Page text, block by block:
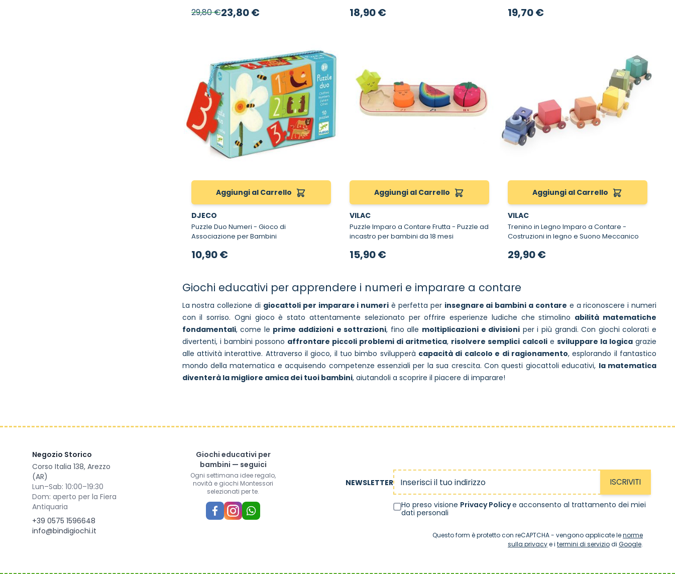
29,80 €Prezzo speciale
23,80 € 18,90 € 19,70 €
Aggiungi al Carrello
DJECO
Puzzle Duo Numeri - Gioco di
Associazione per Bambini
10,90 €
Aggiungi al Carrello
VILAC
Puzzle Imparo a Contare Frutta - Puzzle ad
incastro per bambini da 18 mesi
15,90 €
Aggiungi al Carrello
VILAC
Trenino in Legno Imparo a Contare -
Costruzioni in legno e Suono Meccanico
29,90 €
Giochi educativi per apprendere i numeri e imparare a contare
La nostra collezione di giocattoli per imparare i numeri è perfetta per insegnare ai bambini a contare e a riconoscere i numeri
con il sorriso. Ogni gioco è stato attentamente selezionato per offrire esperienze ludiche che stimolino abilità matematiche
fondamentali, come le prime addizioni e sottrazioni, fino alle moltiplicazioni e divisioni per i più grandi. Con giochi colorati e
divertenti, i bambini possono affrontare piccoli problemi di aritmetica, risolvere semplici calcolie sviluppare la logicagrazie
alle attività interattive. Attraverso il gioco, il tuo bimbo svilupperà capacità di calcolo e di ragionamento, esplorando il fantastico
mondo della matematica e acquisendo competenze essenziali per la sua crescita. Con questi giocattoli educativi, la matematica
diventerà la migliore amica dei tuoi bambini, aiutandoli a scoprire il piacere di imparare!
Negozio Storico
Corso Italia 138, Arezzo
(AR)
Lun–Sab: 10:00–19:30
Dom: aperto per la Fiera
Antiquaria
+39 0575 1596648
info@bindigiochi.it
Giochi educativi per
bambini — seguici
Ogni settimana idee regalo,
novità e giochi Montessori
selezionati per te.
NEWSLETTER
Indirizzo email
Ho preso visione Privacy Policye acconsento al trattamento dei miei
dati personali
ISCRIVITI
Questo form è protetto con reCAPTCHA - vengono applicate lenorme
sulla privacye i termini di serviziodi Google.